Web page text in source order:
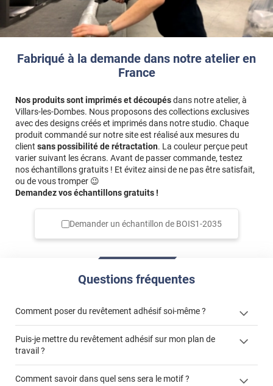
Fabriqué à la demande dans notre atelier en
France
Nos produits sont imprimés et découpésdans notre atelier, à
Villars-les-Dombes. Nous proposons des collections exclusives
avec des designs créés et imprimés dans notre studio. Chaque
produit commandé sur notre site est réalisé aux mesures du
client sans possibilité de rétractation. La couleur perçue peut
varier suivant les écrans. Avant de passer commande, testez
nos échantillons gratuits ! Et évitez ainsi de ne pas être satisfait,
ou de vous tromper 😉
Demandez vos échantillons gratuits !
Demander un échantillon de BOIS1-2035
Questions fréquentes
Comment poser du revêtement adhésif soi-même ?
« Comment poser un revêtement adhésif ? »
Puis-je mettre du revêtement adhésif sur mon plan de
travail ?
Comment savoir dans quel sens sera le motif ?